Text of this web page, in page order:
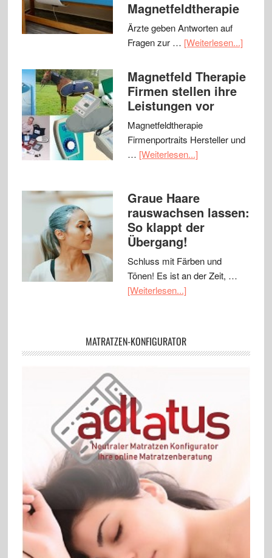
Magnetfeldtherapie
Ärzte geben Antworten auf
Fragen zur … [Weiterlesen...]
Magnetfeld Therapie
Firmen stellen ihre
Leistungen vor
Magnetfeldtherapie
Firmenportraits Hersteller und
… [Weiterlesen...]
Graue Haare
rauswachsen lassen:
So klappt der
Übergang!
Schluss mit Färben und
Tönen! Es ist an der Zeit, …
[Weiterlesen...]
MATRATZEN-KONFIGURATOR